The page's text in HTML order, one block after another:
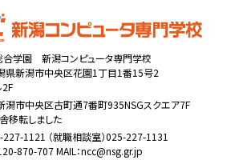
合学園 新潟コンピュータ専門学校
県新潟市中央区花園1丁目1番15号2
2F
市中央区古町通7番町935NSGスクエア7F
移転しました
227-1121 （就職相談室）025-227-1131
870-707 MAIL：ncc@nsg.gr.jp